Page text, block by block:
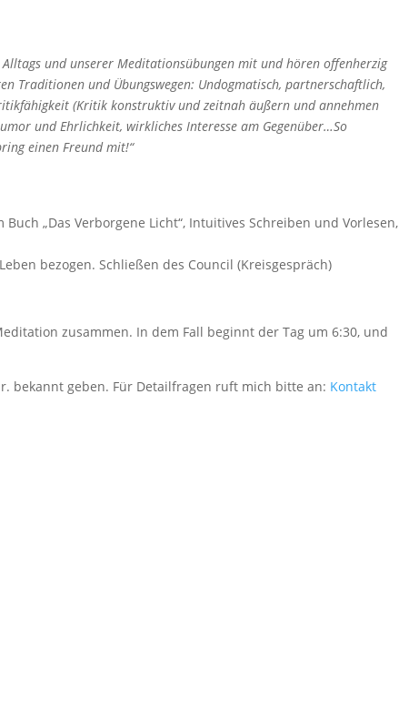
und unserer Meditationsübungen mit und hören offenherzig
Traditionen und Übungswegen: Undogmatisch, partnerschaftlich,
(Kritik konstruktiv und zeitnah äußern und annehmen
und Ehrlichkeit, wirkliches Interesse am Gegenüber…So
einen Freund mit!“
„Das Verborgene Licht“, Intuitives Schreiben und Vorlesen,
bezogen. Schließen des Council (Kreisgespräch)
zusammen. In dem Fall beginnt der Tag um 6:30, und
bekannt geben. Für Detailfragen ruft mich bitte an: Kontakt